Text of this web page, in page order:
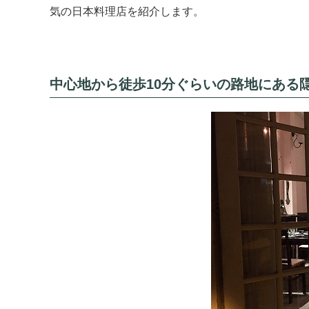
気の日本料理店を紹介します。
中心地から徒歩10分ぐらいの路地にある